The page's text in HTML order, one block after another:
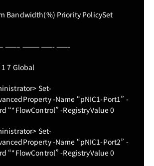
Bandwidth(%) Priority PolicySet
——– ——— ——- ——-
1 7 Global
Set-
-Name “pNIC1-Port1” -
“*FlowControl” -RegistryValue 0
Set-
-Name “pNIC1-Port2” -
“*FlowControl” -RegistryValue 0